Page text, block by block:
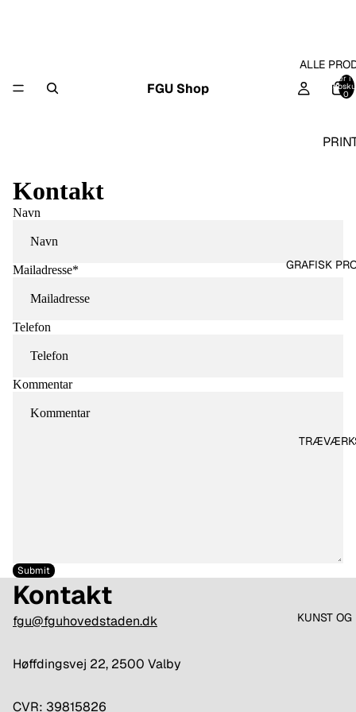
FGU Shop
ALLE
GRAFISK
KUNST OG
Varer i
0
Kontakt
Navn
Mailadresse*
Telefon
Kommentar
Submit
Kontakt
fgu@fguhovedstaden.dk
Høffdingsvej 22, 2500 Valby
CVR: 39815826